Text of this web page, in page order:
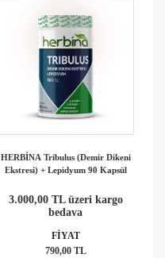
HERBİNA Tribulus (Demir Dikeni
Ekstresi) + Lepidyum 90 Kapsül
3.000,00 TL üzeri kargo
bedava
FİYAT
790,00 TL